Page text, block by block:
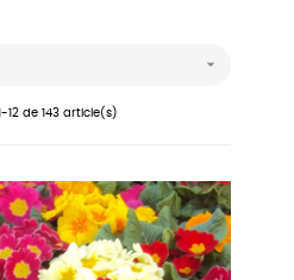

12 de 143 article(s)